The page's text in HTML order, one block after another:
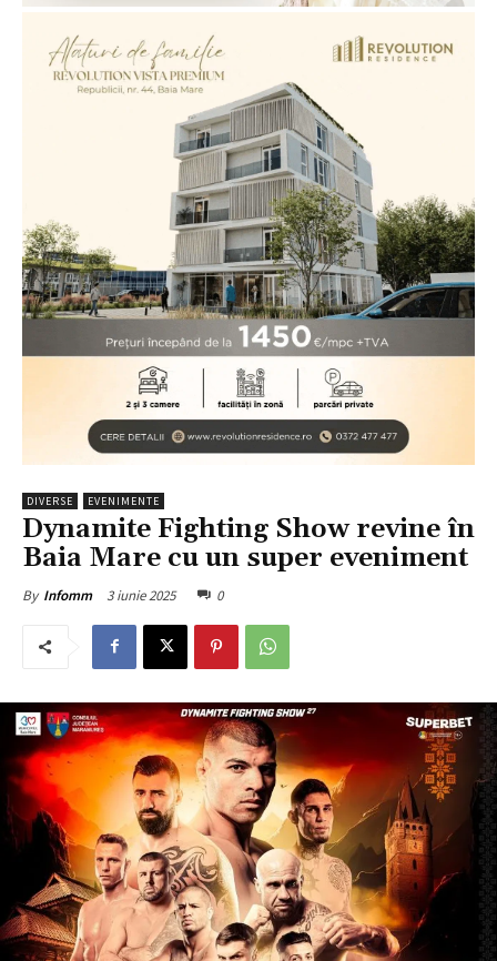
DIVERSE EVENIMENTE
Dynamite Fighting Show revine în
Baia Mare cu un super eveniment
By Infomm 3 iunie 2025 0